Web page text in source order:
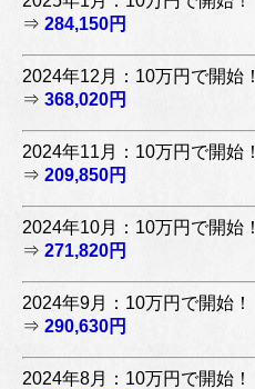
⇒ 284,150円
2024年12月：10万円で開始！
⇒ 368,020円
2024年11月：10万円で開始！
⇒ 209,850円
2024年10月：10万円で開始！
⇒ 271,820円
2024年9月：10万円で開始！
⇒ 290,630円
2024年8月：10万円で開始！